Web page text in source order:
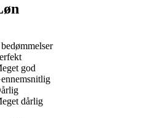
god
dårlig